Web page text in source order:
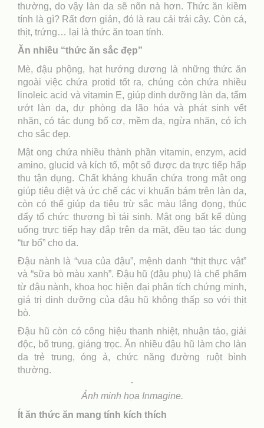
thường, do vậy làn da sẽ nõn nà hơn. Thức ăn kiềm
tính là gì? Rất đơn giản, đó là rau cải trái cây. Còn cá,
thịt, trứng… lại là thức ăn toan tính.
Ăn nhiều “thức ăn sắc đẹp”
Mè, đậu phộng, hạt hướng dương là những thức ăn
ngoài việc chứa protid tốt ra, chúng còn chứa nhiều
linoleic acid và vitamin E, giúp dinh dưỡng làn da, tẩm
ướt làn da, dự phòng da lão hóa và phát sinh vết
nhăn, có tác dụng bổ cơ, mềm da, ngừa nhăn, có ích
cho sắc đẹp.
Mật ong chứa nhiều thành phần vitamin, enzym, acid
amino, glucid và kích tố, một số được da trực tiếp hấp
thu tận dụng. Chất kháng khuẩn chứa trong mật ong
giúp tiêu diệt và ức chế các vi khuẩn bám trên làn da,
còn có thể giúp da tiêu trừ sắc màu lắng đọng, thúc
đẩy tổ chức thượng bì tái sinh. Mật ong bất kể dùng
uống trực tiếp hay đắp trên da mặt, đều tạo tác dụng
“tư bổ” cho da.
Đậu nành là “vua của đậu”, mệnh danh “thịt thực vật”
và “sữa bò màu xanh”. Đậu hũ (đậu phụ) là chế phẩm
từ đậu nành, khoa học hiện đại phân tích chứng minh,
giá trị dinh dưỡng của đậu hũ không thấp so với thịt
bò.
Đậu hũ còn có công hiệu thanh nhiệt, nhuận táo, giải
độc, bổ trung, giáng trọc. Ăn nhiều đậu hũ làm cho làn
da trẻ trung, óng ả, chức năng đường ruột bình
thường.
Ảnh minh họa Inmagine.
Ít ăn thức ăn mang tính kích thích